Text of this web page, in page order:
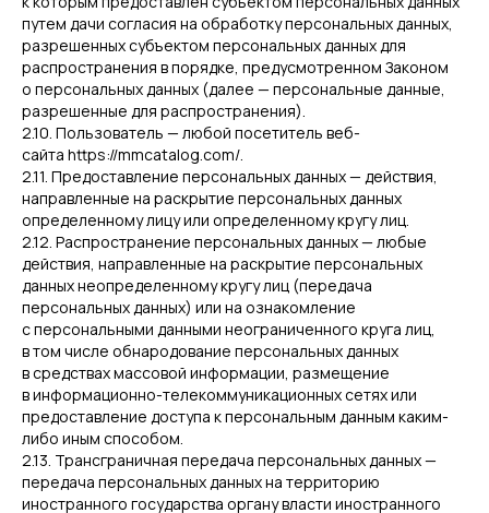
путем дачи согласия на обработку персональных данных,
разрешенных субъектом персональных данных для
распространения в порядке, предусмотренном Законом
о персональных данных (далее — персональные данные,
разрешенные для распространения).
2.10. Пользователь — любой посетитель веб-
сайта https://mmcatalog.com/.
2.11. Предоставление персональных данных — действия,
направленные на раскрытие персональных данных
определенному лицу или определенному кругу лиц.
2.12. Распространение персональных данных — любые
действия, направленные на раскрытие персональных
данных неопределенному кругу лиц (передача
персональных данных) или на ознакомление
с персональными данными неограниченного круга лиц,
в том числе обнародование персональных данных
в средствах массовой информации, размещение
в информационно-телекоммуникационных сетях или
предоставление доступа к персональным данным каким-
либо иным способом.
2.13. Трансграничная передача персональных данных —
передача персональных данных на территорию
иностранного государства органу власти иностранного